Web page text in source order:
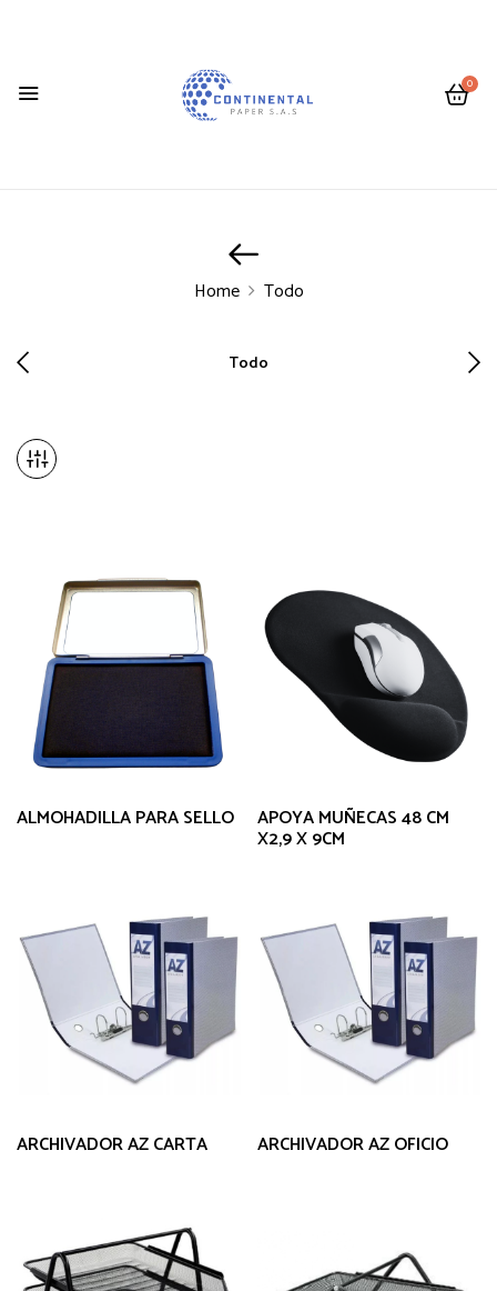
0
Home Todo
Todo
ALMOHADILLA PARA SELLO APOYA MUÑECAS 48 CM
X2,9 X 9CM
ARCHIVADOR AZ CARTA ARCHIVADOR AZ OFICIO